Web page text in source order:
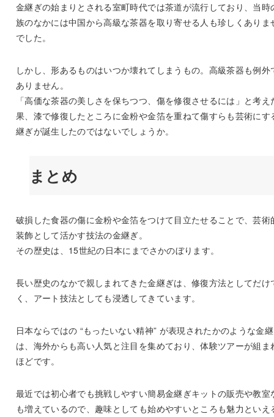
金継ぎの始まりとされる室町時代では茶道が流行しており、当時
族のなかには中国から高級な茶器を取り寄せる人も珍しくありま
でした。
しかし、形あるものはいつか壊れてしまうもの。高級茶器も例外
ありません。
「高価な茶器の美しさを保ちつつ、傷を修復させるには」と考え
果、漆で修復したところに金粉や金箔を重ねて傷すらも芸術にす
継ぎが誕生したのではないでしょうか。
まとめ
破損した食器の傷に金粉や金箔をつけて目立たせることで、芸術
装飾として活かす技法の金継ぎ。
その歴史は、15世紀の日本にまでさかのぼります。
長い歴史のなかで親しまれてきた金継ぎは、修復方法としてだけ
く、アート技法としても浸透してきています。
日本ならではの “もったいない精神” が表現されたかのような金
は、海外からも高い人気と注目を集めており、体験ツアーが組ま
ほどです。
最近では初心者でも挑戦しやすい簡易金継ぎキットの販売や教室
も増えているので、趣味としても始めやすいところも魅力といえ